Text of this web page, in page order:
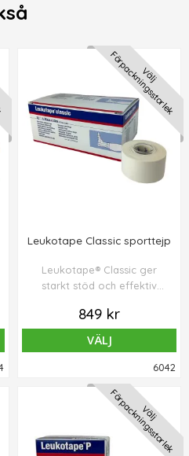
Välj
Förpackningsstorlek
Leukotape Classic sporttejp
Leukotape® Classic ger
starkt stöd och effektiv
hög belastning. Färg: Vit.
849 kr
VÄLJ
6042
Välj
Förpackningsstorlek